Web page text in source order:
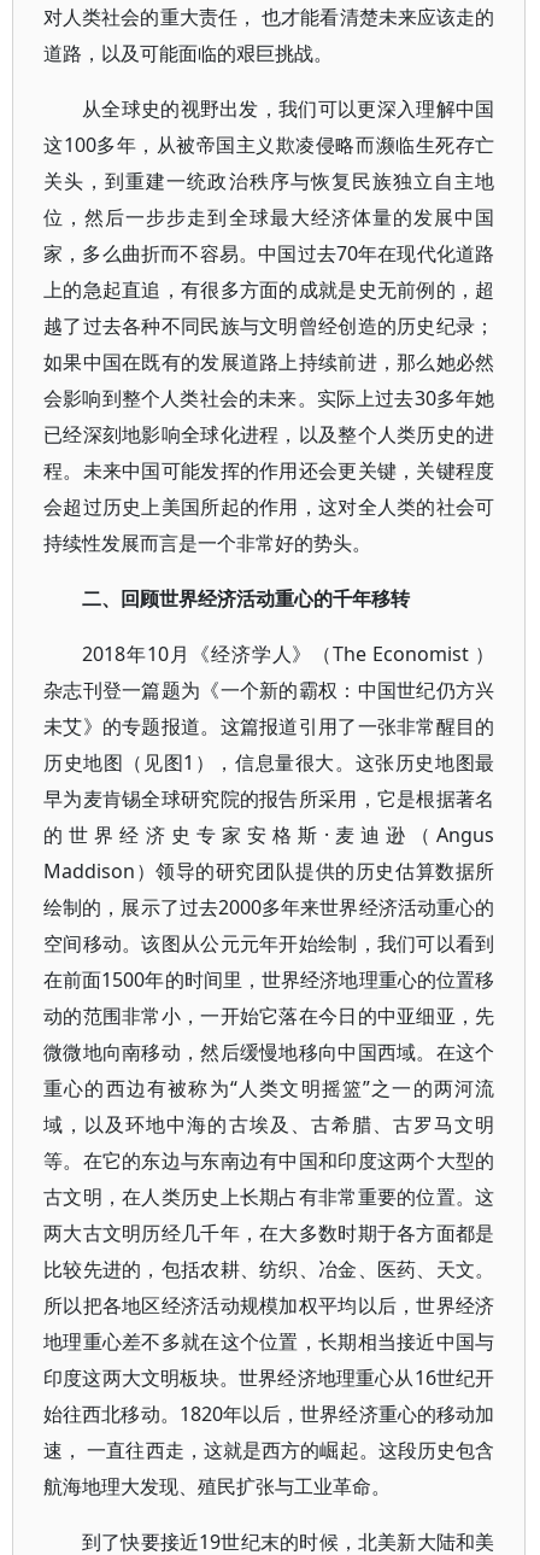
对人类社会的重大责任， 也才能看清楚未来应该走的
道路，以及可能面临的艰巨挑战。
从全球史的视野出发，我们可以更深入理解中国
这100多年，从被帝国主义欺凌侵略而濒临生死存亡
关头，到重建一统政治秩序与恢复民族独立自主地
位，然后一步步走到全球最大经济体量的发展中国
家，多么曲折而不容易。中国过去70年在现代化道路
上的急起直追，有很多方面的成就是史无前例的，超
越了过去各种不同民族与文明曾经创造的历史纪录；
如果中国在既有的发展道路上持续前进，那么她必然
会影响到整个人类社会的未来。实际上过去30多年她
已经深刻地影响全球化进程，以及整个人类历史的进
程。未来中国可能发挥的作用还会更关键，关键程度
会超过历史上美国所起的作用，这对全人类的社会可
持续性发展而言是一个非常好的势头。
二、回顾世界经济活动重心的千年移转
2018年10月《经济学人》（The Economist ）
杂志刊登一篇题为《一个新的霸权：中国世纪仍方兴
未艾》的专题报道。这篇报道引用了一张非常醒目的
历史地图（见图1），信息量很大。这张历史地图最
早为麦肯锡全球研究院的报告所采用，它是根据著名
的世界经济史专家安格斯·麦迪逊（Angus
Maddison）领导的研究团队提供的历史估算数据所
绘制的，展示了过去2000多年来世界经济活动重心的
空间移动。该图从公元元年开始绘制，我们可以看到
在前面1500年的时间里，世界经济地理重心的位置移
动的范围非常小，一开始它落在今日的中亚细亚，先
微微地向南移动，然后缓慢地移向中国西域。在这个
重心的西边有被称为“人类文明摇篮”之一的两河流
域，以及环地中海的古埃及、古希腊、古罗马文明
等。在它的东边与东南边有中国和印度这两个大型的
古文明，在人类历史上长期占有非常重要的位置。这
两大古文明历经几千年，在大多数时期于各方面都是
比较先进的，包括农耕、纺织、冶金、医药、天文。
所以把各地区经济活动规模加权平均以后，世界经济
地理重心差不多就在这个位置，长期相当接近中国与
印度这两大文明板块。世界经济地理重心从16世纪开
始往西北移动。1820年以后，世界经济重心的移动加
速， 一直往西走，这就是西方的崛起。这段历史包含
航海地理大发现、殖民扩张与工业革命。
到了快要接近19世纪末的时候，北美新大陆和美